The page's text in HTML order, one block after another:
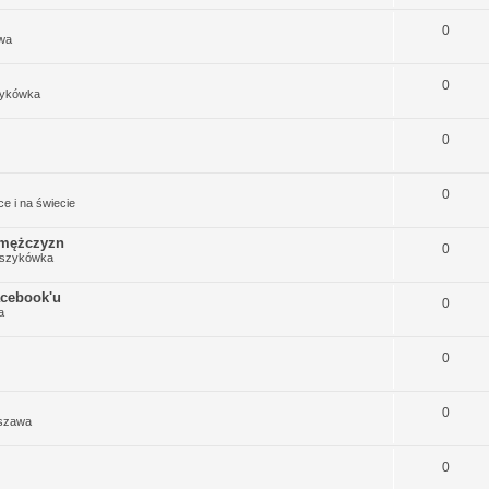
0
0
0
i na świecie
0
0
0
0
0
0